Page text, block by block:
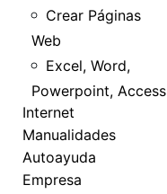
Crear Páginas
Web
Excel, Word,
Powerpoint, Access
Internet
Manualidades
Autoayuda
Empresa